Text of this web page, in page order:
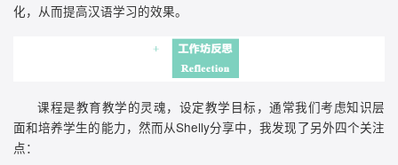
化，从而提高汉语学习的效果。
课程是教育教学的灵魂，设定教学目标，通常我们考虑知识层
面和培养学生的能力，然而从Shelly分享中，我发现了另外四个关注
点：